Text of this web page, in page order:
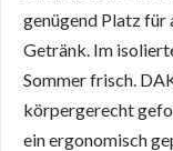
genügend Platz für
Getränk. Im
Sommer frisch.
körpergerecht
ein ergonomisch